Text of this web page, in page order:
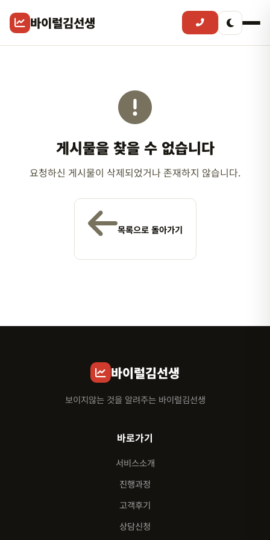
바이럴김선생
게시물을 찾을 수 없습니다
요청하신 게시물이 삭제되었거나 존재하지 않습니다.
목록으로 돌아가기
바이럴김선생
보이지않는 것을 알려주는 바이럴김선생
바로가기
서비스소개
진행과정
고객후기
상담신청